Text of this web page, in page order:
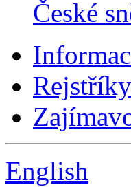
České
Rejstříky
English